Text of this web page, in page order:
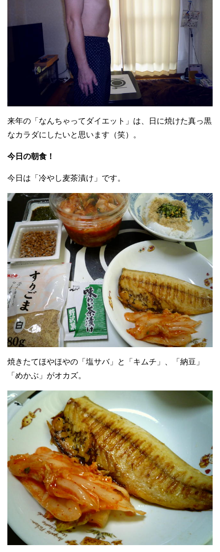
来年の「なんちゃってダイエット」は、日に焼けた真っ黒
なカラダにしたいと思います（笑）。
今日の朝食！
今日は「冷やし麦茶漬け」です。
焼きたてほやほやの「塩サバ」と「キムチ」、「納豆」
「めかぶ」がオカズ。